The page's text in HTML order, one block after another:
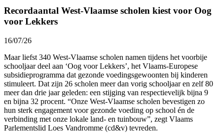
Recordaantal West-Vlaamse scholen kiest voor Oog
voor Lekkers
16/07/26
Maar liefst 340 West-Vlaamse scholen namen tijdens het voorbije
schooljaar deel aan ‘Oog voor Lekkers’, het Vlaams-Europese
subsidieprogramma dat gezonde voedingsgewoonten bij kinderen
stimuleert. Dat zijn 26 scholen meer dan vorig schooljaar en zelf 80
meer dan drie jaar geleden: een stijging van respectievelijk bijna 9
en bijna 32 procent. “Onze West-Vlaamse scholen bevestigen zo
hun sterk engagement voor gezonde voeding op school én de
verbinding met onze lokale land- en tuinbouw”, zegt Vlaams
Parlementslid Loes Vandromme (cd&v) tevreden.